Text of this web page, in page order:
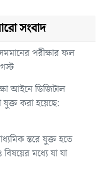
সংবাদ
পরীক্ষার ফল
আইনে ডিজিটাল
করা হয়েছে:
স্তরে যুক্ত হতে
মধ্যে যা যা